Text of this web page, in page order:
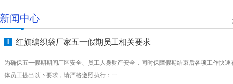
新闻中心
1 红旗编织袋厂家五一假期员工相关要求
为确保五一假期期间厂区安全、员工人身财产安全，同时保障假期结束后各项工作快
体员工提出以下要求，请严格遵照执行：一···